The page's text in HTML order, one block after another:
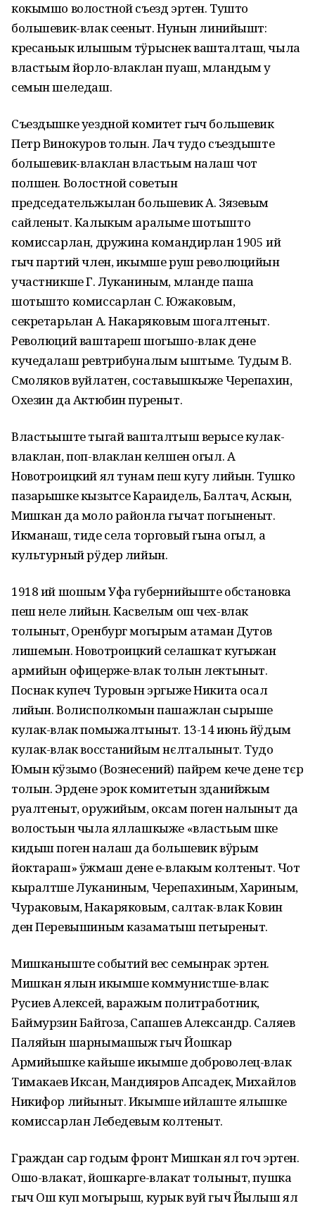
кокымшо волостной съезд эртен. Тушто
большевик-влак сеҥеныт. Нунын линийышт:
кресаньык илышым тӱрыснек вашталташ, чыла
властьым йорло-влаклан пуаш, мландым у
семын шеледаш.
Съездышке уездной комитет гыч большевик
Петр Винокуров толын. Лач тудо съездыште
большевик-влаклан властьым налаш чот
полшен. Волостной советын
председательжылан большевик А. Зязевым
сайленыт. Калыкым аралыме шотышто
комиссарлан, дружина командирлан 1905 ий
гыч партий член, икымше руш революцийын
участникше Г. Луканиным, мланде паша
шотышто комиссарлан С. Южаковым,
секретарьлан А. Накаряковым шогалтеныт.
Революций ваштареш шогышо-влак дене
кучедалаш ревтрибуналым ыштыме. Тудым В.
Смоляков вуйлатен, составышкыже Черепахин,
Охезин да Актюбин пуреныт.
Властьыште тыгай вашталтыш верысе кулак-
влаклан, поп-влаклан келшен огыл. А
Новотроицкий ял тунам пеш кугу лийын. Тушко
пазарышке кызытсе Караидель, Балтач, Аскын,
Мишкан да моло районла гычат погыненыт.
Икманаш, тиде села торговый гына огыл, а
культурный рӱдер лийын.
1918 ий шошым Уфа губернийыште обстановка
пеш неле лийын. Касвелым ош чех-влак
толыныт, Оренбург могырым атаман Дутов
лишемын. Новотроицкий селашкат кугыжан
армийын офицерже-влак толын лектыныт.
Поснак купеч Туровын эргыже Никита осал
лийын. Волисполкомын пашажлан сырыше
кулак-влак помыжалтыныт. 13-14 июнь йӱдым
кулак-влак восстанийым нєлталыныт. Тудо
Юмын кӱзымо (Вознесений) пайрем кече дене тєр
толын. Эрдене эрок комитетын зданийжым
руалтеныт, оружийым, оксам поген налыныт да
волостьын чыла яллашкыже «властьым шке
кидыш поген налаш да большевик вӱрым
йоктараш» ӱжмаш дене еҥ-влакым колтеныт. Чот
кыралтше Луканиным, Черепахиным, Хариным,
Чураковым, Накаряковым, салтак-влак Ковин
ден Перевышиным казаматыш петыреныт.
Мишканыште событий вес семынрак эртен.
Мишкан ялын икымше коммунистше-влак:
Русиев Алексей, варажым политработник,
Баймурзин Байгоза, Сапашев Александр. Саляев
Паляйын шарнымашыж гыч Йошкар
Армийышке кайыше икымше доброволец-влак
Тимакаев Иксан, Мандияров Апсадек, Михайлов
Никифор лийыныт. Икымше ийлаште ялышке
комиссарлан Лебедевым колтеныт.
Граждан сар годым фронт Мишкан ял гоч эртен.
Ошо-влакат, йошкарге-влакат толыныт, пушка
гыч Ош куп могырыш, курык вуй гыч Йылыш ял